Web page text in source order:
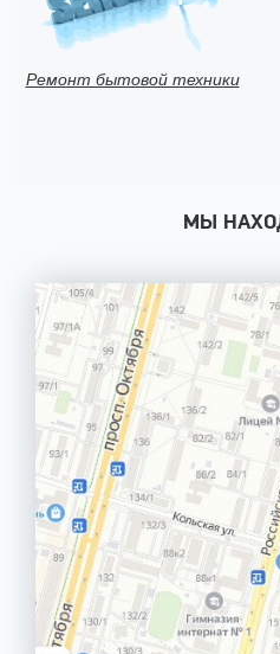
Ремонт бытовой техники
МЫ